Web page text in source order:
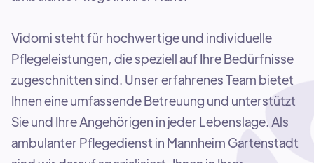
Vidomi steht für hochwertige und individuelle
Pflegeleistungen, die speziell auf Ihre Bedürfnisse
zugeschnitten sind. Unser erfahrenes Team bietet
Ihnen eine umfassende Betreuung und unterstützt
Sie und Ihre Angehörigen in jeder Lebenslage. Als
ambulanter Pflegedienst in Mannheim Gartenstadt